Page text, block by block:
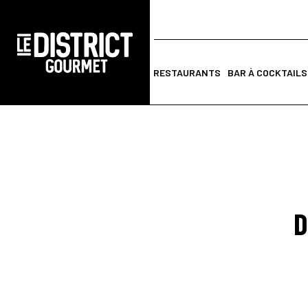
RESTAURANTS BAR À COCKTAILS